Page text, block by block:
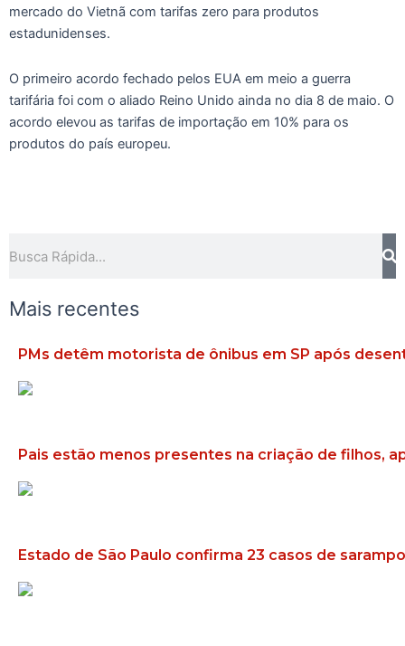
mercado do Vietnã com tarifas zero para produtos
estadunidenses.
O primeiro acordo fechado pelos EUA em meio a guerra
tarifária foi com o aliado Reino Unido ainda no dia 8 de maio. O
acordo elevou as tarifas de importação em 10% para os
produtos do país europeu.
Mais recentes
PMs detêm motorista de ônibus em SP após
Pais estão menos presentes na criação de filhos,
Estado de São Paulo confirma 23 casos de